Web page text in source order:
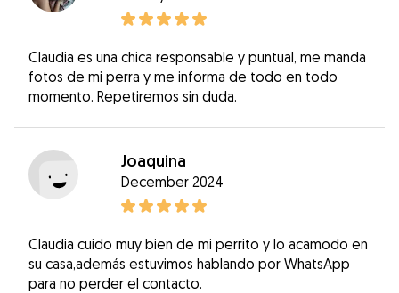
Claudia es una chica responsable y puntual, me manda
fotos de mi perra y me informa de todo en todo
momento. Repetiremos sin duda.
Joaquina
December 2024
Claudia cuido muy bien de mi perrito y lo acamodo en
su casa,además estuvimos hablando por WhatsApp
para no perder el contacto.